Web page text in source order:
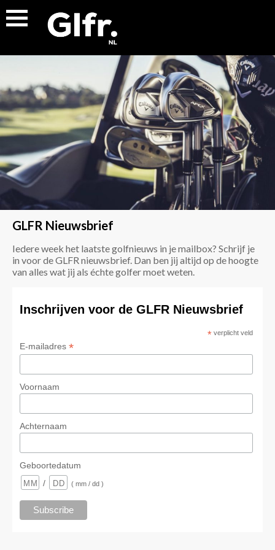
GLFR Nieuwsbrief
Iedere week het laatste golfnieuws in je mailbox? Schrijf je
in voor de GLFR nieuwsbrief. Dan ben jij altijd op de hoogte
van alles wat jij als échte golfer moet weten.
Inschrijven voor de GLFR Nieuwsbrief
* verplicht veld
E-mailadres*
Voornaam
Achternaam
Geboortedatum
/
( mm / dd )